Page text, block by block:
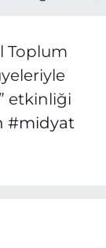
Toplum
etkinliği
#midyat